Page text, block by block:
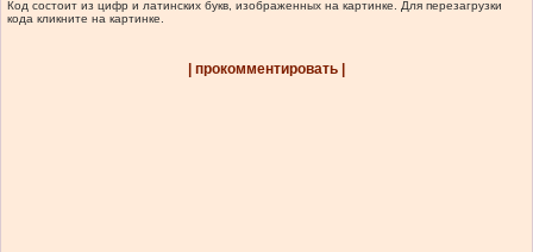
Код состоит из цифр и латинских букв, изображенных на картинке. Для перезагрузки
кода кликните на картинке.
| прокомментировать |